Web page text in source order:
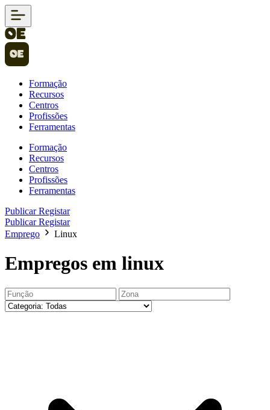
Formação
Recursos
Centros
Profissões
Ferramentas
Formação
Recursos
Centros
Profissões
Ferramentas
PublicarRegistar
PublicarRegistar
Emprego
Linux
Empregos em linux